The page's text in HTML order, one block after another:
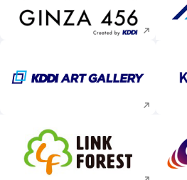
新規ウィンドウで開く
新規ウィンドウで開く
新規ウィンドウで開く